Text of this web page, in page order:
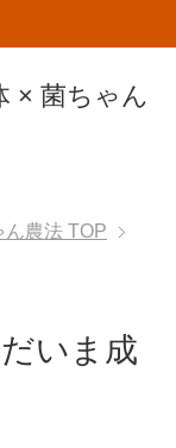
× 菌ちゃん
ん農法 TOP
いま成